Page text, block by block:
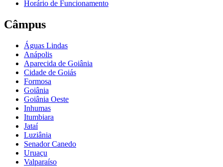
Horário de Funcionamento
Câmpus
Águas Lindas
Anápolis
Aparecida de Goiânia
Cidade de Goiás
Formosa
Goiânia
Goiânia Oeste
Inhumas
Itumbiara
Jataí
Luziânia
Senador Canedo
Uruaçu
Valparaíso